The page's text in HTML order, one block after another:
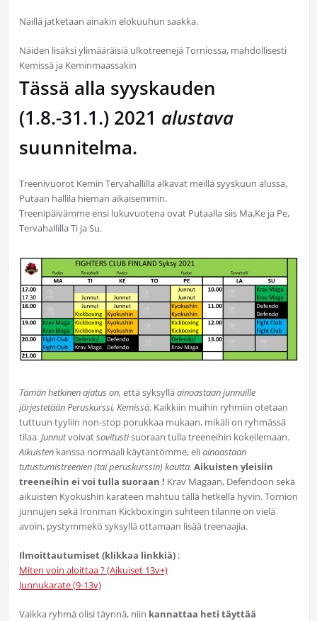
Näillä jatketaan ainakin elokuuhun saakka.
Näiden lisäksi ylimääräisiä ulkotreenejä Torniossa, mahdollisesti
Kemissä ja Keminmaassakin
Tässä alla syyskauden
(1.8.-31.1.) 2021 alustava
suunnitelma.
Treenivuorot Kemin Tervahallilla alkavat meillä syyskuun alussa,
Putaan hallila hieman aikaisemmin.
Treenipäivämme ensi lukuvuotena ovat Putaalla siis Ma,Ke ja Pe,
Tervahallilla Ti ja Su.
Tämän hetkinen ajatus on, että syksylläainoastaan junnuille
järjestetään Peruskurssi, Kemissä. Kaikkiin muihin ryhmiin otetaan
tuttuun tyyliin non-stop porukkaa mukaan, mikäli on ryhmässä
tilaa.Junnutvoivatsovitustisuoraan tulla treeneihin kokeilemaan.
Aikuistenkanssa normaali käytäntömme, eliainoastaan
tutustumistreenien (tai peruskurssin) kautta. Aikuisten yleisiin
treeneihin ei voi tulla suoraan ! Krav Magaan, Defendoon sekä
aikuisten Kyokushin karateen mahtuu tällä hetkellä hyvin. Tornion
junnujen sekä Ironman Kickboxingin suhteen tilanne on vielä
avoin, pystymmekö syksyllä ottamaan lisää treenaajia.
Ilmoittautumiset (klikkaa linkkiä):
Miten voin aloittaa ? (Aikuiset 13v+)
Junnukarate (9-13v)
Vaikka ryhmä olisi täynnä, niin kannattaa heti täyttää